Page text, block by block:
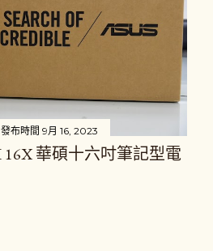
發布時間 9月 16, 2023
16X 華碩十六吋筆記型電